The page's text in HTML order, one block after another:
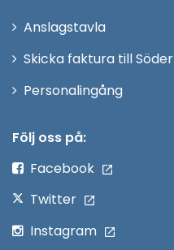
fönster
Anslagstavla
Skicka faktura till
PersonalingångÖppna
Följ oss på:
Facebook
Twitter
Instagram